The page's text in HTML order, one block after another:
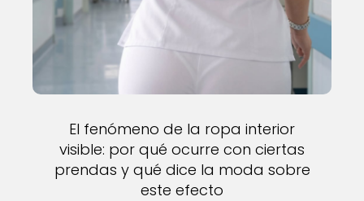
El fenómeno de la ropa interior
visible: por qué ocurre con ciertas
prendas y qué dice la moda sobre
este efecto